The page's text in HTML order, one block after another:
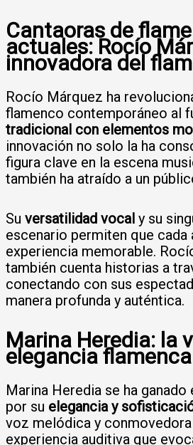
Cantaoras de
actuales: Rocío
innovadora del
Rocío Márquez ha
flamenco contemporáneo al
tradicional con elementos
innovación no solo la ha
figura clave en la escena
también ha atraído a un
Su versatilidad vocal y su
escenario permiten que cada
experiencia memorable.
también cuenta historias a
conectando con sus
manera profunda y auténtica.
Marina Heredia: la
elegancia flamenca
Marina Heredia se ha
por su elegancia y
voz melódica y
experiencia auditiva que